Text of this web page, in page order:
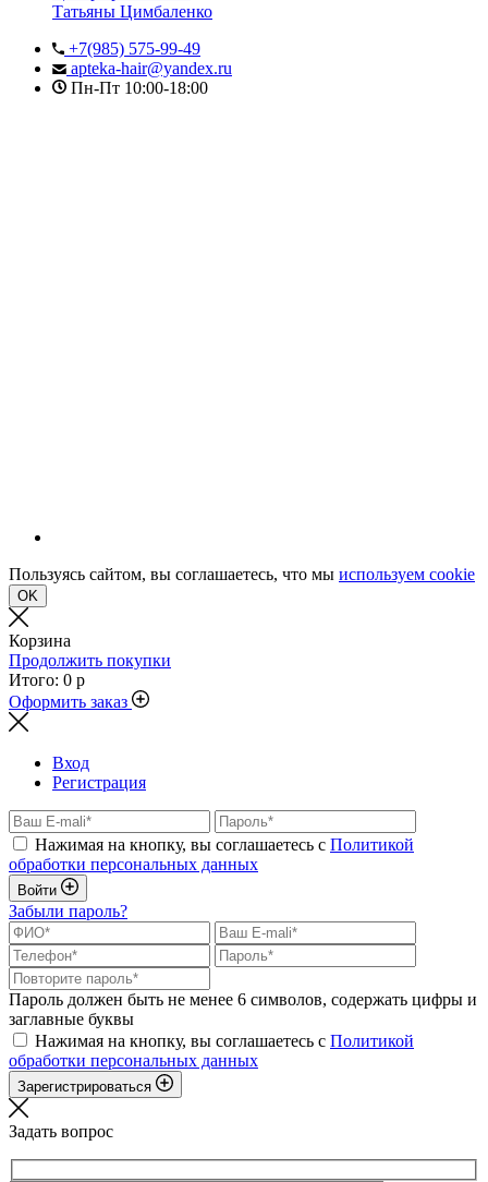
Татьяны Цимбаленко
+7(985) 575-99-49
apteka-hair@yandex.ru
Пн-Пт 10:00-18:00
Пользуясь сайтом, вы соглашаетесь, что мы используем cookie
OK
Корзина
Продолжить покупки
Итого: 0 р
Оформить заказ
Вход
Регистрация
Нажимая на кнопку, вы соглашаетесь с Политикой
обработки персональных данных
Войти
Забыли пароль?
Пароль должен быть не менее 6 символов, содержать цифры и
заглавные буквы
Нажимая на кнопку, вы соглашаетесь с Политикой
обработки персональных данных
Зарегистрироваться
Задать вопрос